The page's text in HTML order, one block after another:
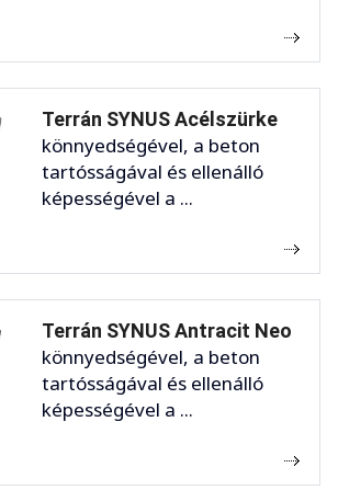
Terrán SYNUS Acélszürke
könnyedségével, a beton
tartósságával és ellenálló
képességével a ...
Terrán SYNUS Antracit Neo
könnyedségével, a beton
tartósságával és ellenálló
képességével a ...